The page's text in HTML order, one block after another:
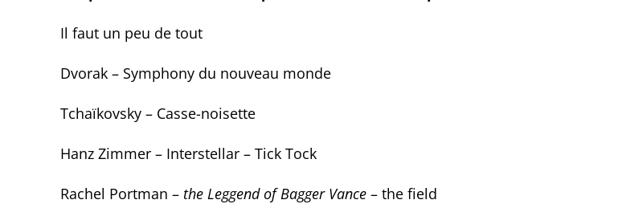
Il faut un peu de tout
Dvorak – Symphony du nouveau monde
Tchaïkovsky – Casse-noisette
Hanz Zimmer – Interstellar – Tick Tock
Rachel Portman – the Leggend of Bagger Vance – the field